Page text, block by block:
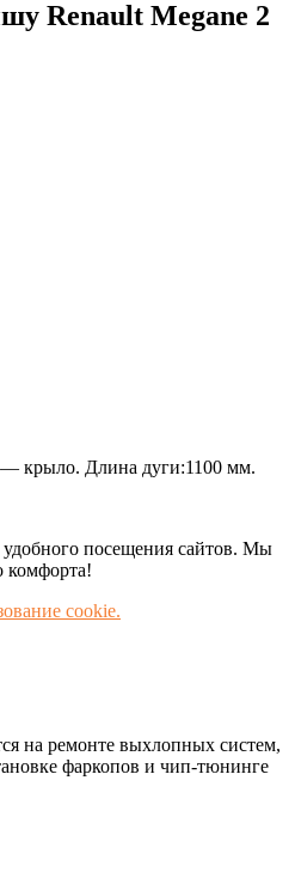
Renault Megane 2
крыло. Длина дуги:1100 мм.
посещения сайтов. Мы
комфорта!
cookie.
на ремонте выхлопных систем,
фаркопов и чип-тюнинге